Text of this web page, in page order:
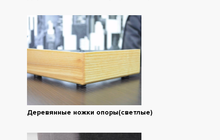
Деревянные ножки опоры(светлые)